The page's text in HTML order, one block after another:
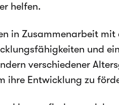
helfen.
in Zusammenarbeit mit
und
verschiedener
ihre Entwicklung zu